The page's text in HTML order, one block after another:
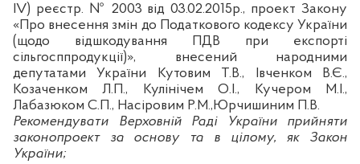
V) реєстр. № 2003 від 03.02.2015р., проект Закону
«Про внесення змін до Податкового кодексу України
(щодо відшкодування ПДВ при експорті
сільгосппродукції)», внесений народними
депутатами України Кутовим Т.В., Івченком В.Є.,
Козаченком Л.П.,
Кулінічем О.І., Кучером М.І.,
Лабазюком С.П., Насіровим Р.М., Юрчишиним П.В.
Рекомендувати Верховній Раді України прийняти
законопроект за основу та в цілому, як Закон
України;